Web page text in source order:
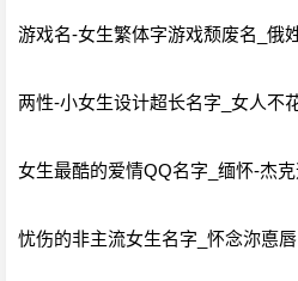
游戏名-女生繁体字游戏颓废名_俄
两性-小女生设计超长名字_女人不
女生最酷的爱情QQ名字_缅怀-杰
忧伤的非主流女生名字_怀念沵悳